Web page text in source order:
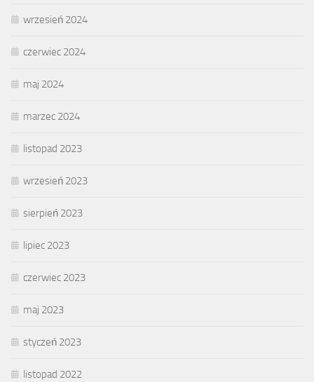
wrzesień 2024
czerwiec 2024
maj 2024
marzec 2024
listopad 2023
wrzesień 2023
sierpień 2023
lipiec 2023
czerwiec 2023
maj 2023
styczeń 2023
listopad 2022